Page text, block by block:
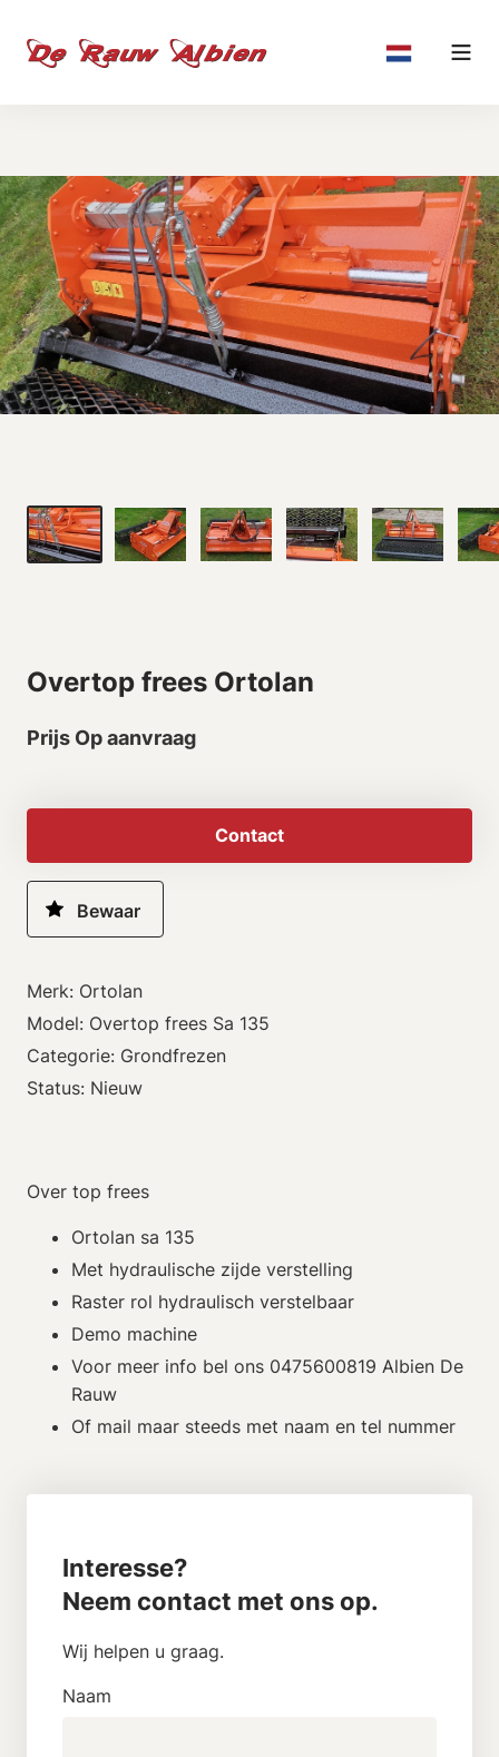
Overtop frees Ortolan
Prijs Op aanvraag
Contact
Merk: Ortolan
Model: Overtop frees Sa 135
Categorie: Grondfrezen
Status: Nieuw
Over top frees
Ortolan sa 135
Met hydraulische zijde verstelling
Raster rol hydraulisch verstelbaar
Demo machine
Voor meer info bel ons 0475600819 Albien De
Rauw
Of mail maar steeds met naam en tel nummer
Interesse?
Neem contact met ons op.
Wij helpen u graag.
Naam